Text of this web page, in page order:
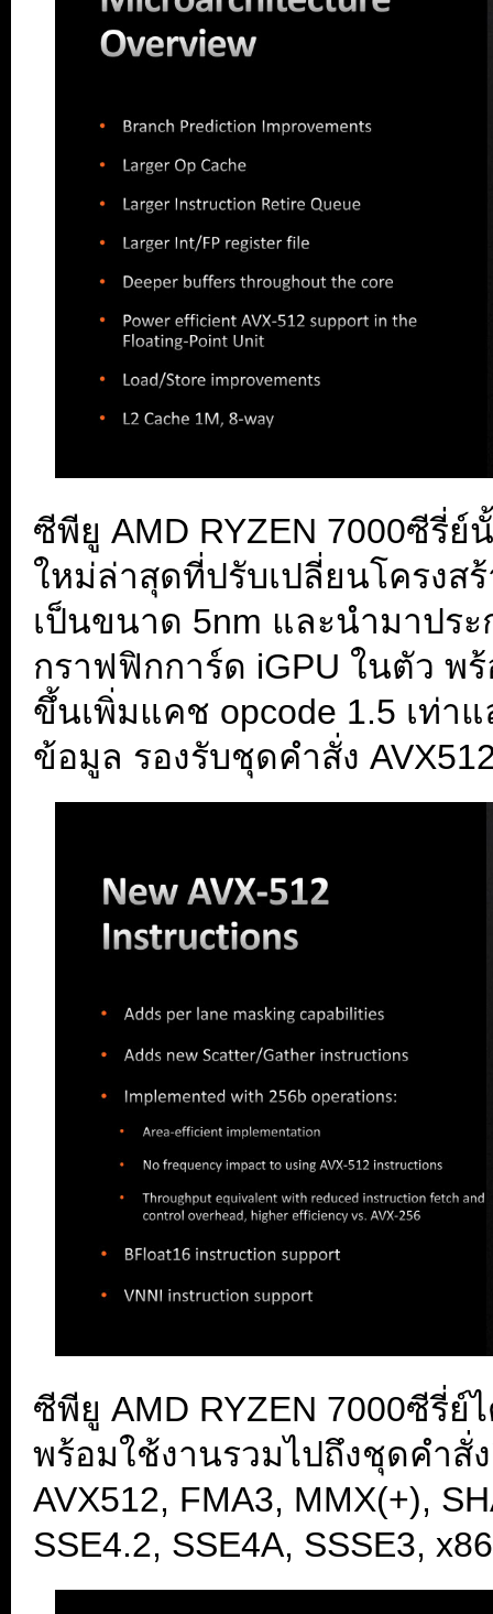
ซีพียู AMD RYZEN 7000ซีรี่
ใหม่ล่าสุดที่ปรับเปลี่ยนโครง
เป็นขนาด 5nm และนำมาปร
กราฟฟิกการ์ด iGPU ในตัว พ
ขึ้นเพิ่มแคช opcode 1.5 เท่าแ
ข้อมูล รองรับชุดคำสั่ง
ซีพียู AMD RYZEN 7000ซีรี่ย์
พร้อมใช้งานรวมไปถึงชุดคำสั่ง
AVX512, FMA3, MMX(+),
SSE4.2, SSE4A, SSSE3,